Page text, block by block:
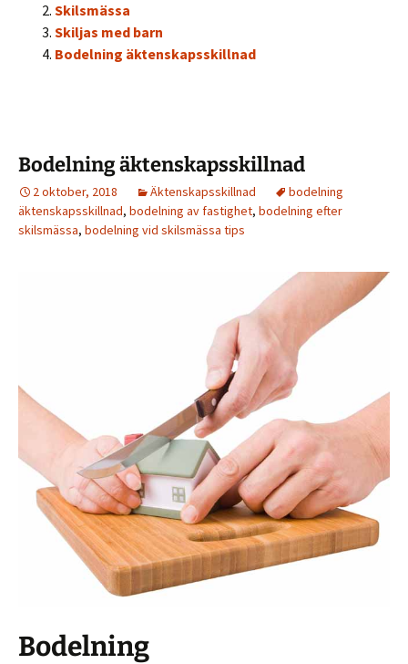
Skilsmässa
Skiljas med barn
Bodelning äktenskapsskillnad
Bodelning äktenskapsskillnad
2 oktober, 2018 Äktenskapsskillnad
bodelning
äktenskapsskillnad, bodelning av fastighet, bodelning efter
skilsmässa, bodelning vid skilsmässa tips
Bodelning